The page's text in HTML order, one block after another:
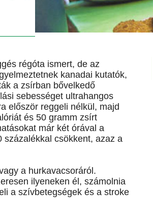
régóta ismert, de az
kanadai kutatók,
a zsírban bővelkedő
sebességet ultrahangos
először reggeli nélkül, majd
és 50 gramm zsírt
már két órával a
százalékkal csökkent, azaz a
a hurkavacsoráról.
ilyeneken él, számolnia
a szívbetegségek és a stroke